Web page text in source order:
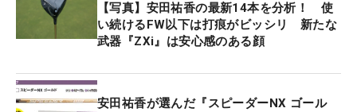
【写真】安田祐香の最新14本を分析！ 使
い続けるFW以下は打痕がビッシリ 新たな
武器『ZXi』は安心感のある顔
安田祐香が選んだ『スピーダーNX ゴール